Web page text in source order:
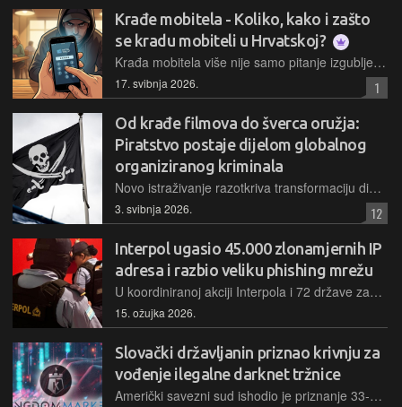
Krađe mobitela - Koliko, kako i zašto
se kradu mobiteli u Hrvatskoj?
Krađa mobitela više nije samo pitanje izgubljene vrijednosti uređaja koji je nestao, nego ozbiljan sigurnosni upad u digitalni život pojedinca
17. svibnja 2026. 1
Od krađe filmova do šverca oružja:
Piratstvo postaje dijelom globalnog
organiziranog kriminala
Novo istraživanje razotkriva transformaciju digitalnog piratstva u sofisticirani, prekogranični ekosustav povezan s pranjem novca i trgovinom ljudima, opisujući djelovanje kao mafijaško
3. svibnja 2026. 12
Interpol ugasio 45.000 zlonamjernih IP
adresa i razbio veliku phishing mrežu
U koordiniranoj akciji Interpola i 72 države zaplijenjeno je više od desetaka tisuća malicioznih IP adresa i uhićeno stotinjak osumnjičenika, čime su zadani udarci globalnim mrežama kriminala
15. ožujka 2026.
Slovački državljanin priznao krivnju za
vođenje ilegalne darknet tržnice
Američki savezni sud ishodio je priznanje 33-godišnjaka vezano za sudjelovanje u vođenju darknet platforme Kingdom Market, preko koje su se ilegalno distribuirali narkotici i ukradeni osobni podaci